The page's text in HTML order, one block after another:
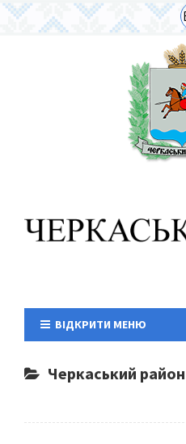
ВІДКРИТИ МЕНЮ
Черкаський район